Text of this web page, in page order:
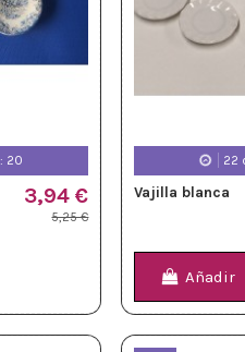
:18
3,94 €
5,25 €
22
Vajilla blanca
Añadir